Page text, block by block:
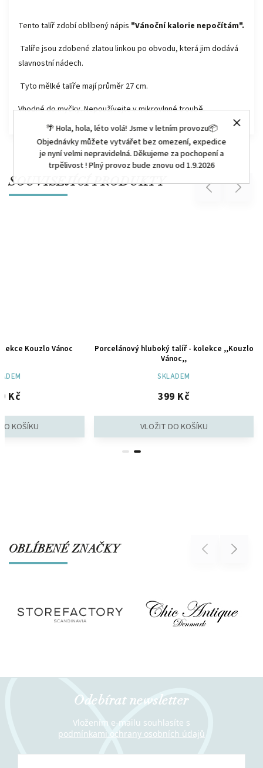
🌴 Hola, hola, léto volá! Jsme v letním provozu📦
Objednávky můžete vytvářet bez omezení, expedice
je nyní velmi nepravidelná. Děkujeme za pochopení a
trpělivost ! Plný provoz bude znovu od 1.9.2026
Tento talíř zdobí oblíbený nápis "Vánoční kalorie nepočítám".
Talíře jsou zdobené zlatou linkou po obvodu, která jim dodává
slavnostní nádech.
Tyto mělké talíře mají průměr 27 cm.
Vhodné do myčky. Nepoužívejte v mikrovlnné troubě.
SOUVISEJÍCÍ PRODUKTY Previous
Kouzlo Vánoc
Kč
Porcelánový hluboký talíř - kolekce ,,Kouzlo
Vánoc,,
SKLADEM
399 Kč
Next
OBLÍBENÉ ZNAČKY Previous Next
Odebírat newsletter
Vložením e-mailu souhlasíte s
podmínkami ochrany osobních údajů